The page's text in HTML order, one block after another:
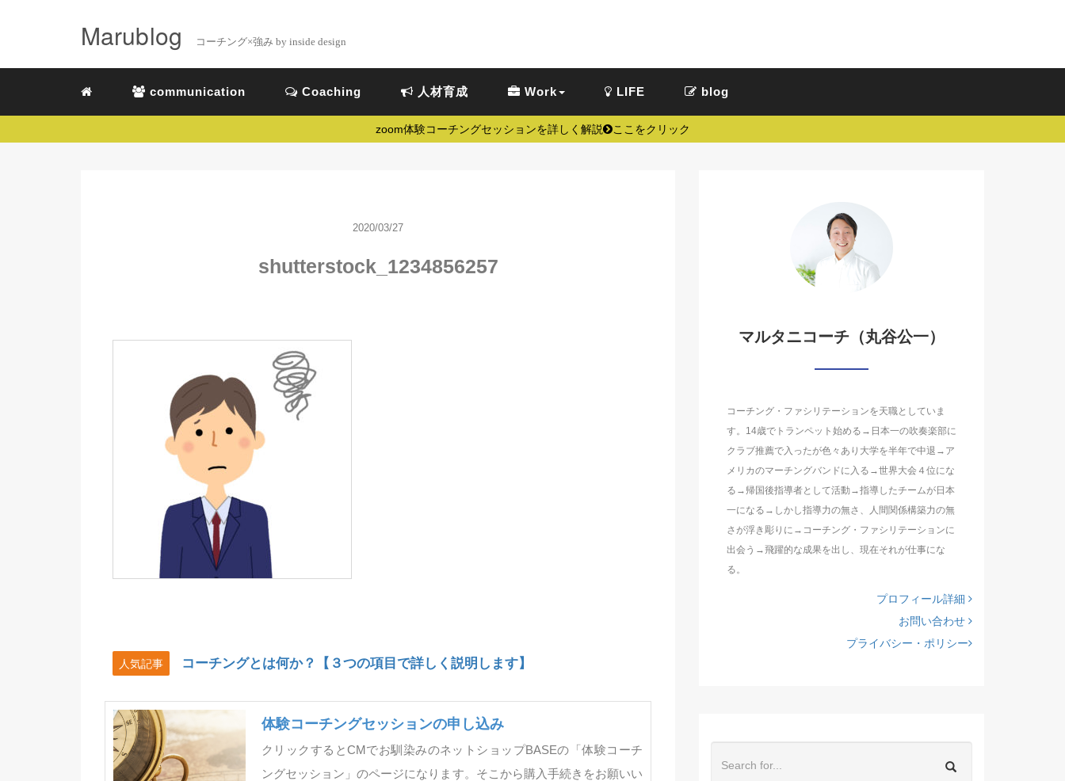
Marublog コーチング×強み by inside design
communication Coaching 人材育成 Work LIFE blog
zoom体験コーチングセッションを詳しく解説 ここをクリック
2020/03/27
shutterstock_1234856257
人気記事 コーチングとは何か？【３つの項目で詳しく説明します】
体験コーチングセッションの申し込み
クリックするとCMでお馴染みのネットショップBASEの「体験コーチ
ングセッション」のページになります。そこから購入手続きをお願いい
マルタニコーチ（丸谷公一）
コーチング・ファシリテーションを天職としていま
す。14歳でトランペット始める→日本一の吹奏楽部に
クラブ推薦で入ったが色々あり大学を半年で中退→ア
メリカのマーチングバンドに入る→世界大会４位にな
る→帰国後指導者として活動→指導したチームが日本
一になる→しかし指導力の無さ、人間関係構築力の無
さが浮き彫りに→コーチング・ファシリテーションに
出会う→飛躍的な成果を出し、現在それが仕事にな
る。
プロフィール詳細
お問い合わせ
プライバシー・ポリシー